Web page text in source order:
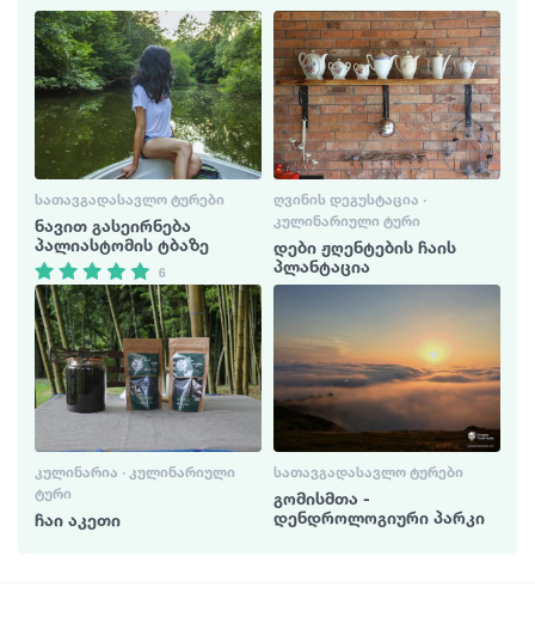
ᲡᲐᲗᲐᲕᲒᲐᲓᲐᲡᲐᲕᲚᲝ ᲢᲣᲠᲔᲑᲘ
ნავით გასეირნება
პალიასტომის ტბაზე
6
ᲦᲕᲘᲜᲘᲡ ᲓᲔᲒᲣᲡᲢᲐᲪᲘᲐ ·
ᲙᲣᲚᲘᲜᲐᲠᲘᲣᲚᲘ ᲢᲣᲠᲘ
დები ჟღენტების ჩაის
პლანტაცია
ᲙᲣᲚᲘᲜᲐᲠᲘᲐ · ᲙᲣᲚᲘᲜᲐᲠᲘᲣᲚᲘ
ᲢᲣᲠᲘ
ჩაი აკეთი
ᲡᲐᲗᲐᲕᲒᲐᲓᲐᲡᲐᲕᲚᲝ ᲢᲣᲠᲔᲑᲘ
გომისმთა -
დენდროლოგიური პარკი